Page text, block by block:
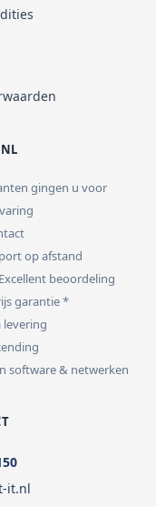
gingen u voor
op afstand
beoordeling
garantie *
levering
software & netwerken
it.nl